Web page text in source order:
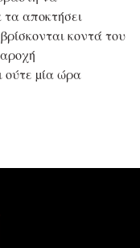
αποκτήσει
κοντά του
ούτε µία ώρα